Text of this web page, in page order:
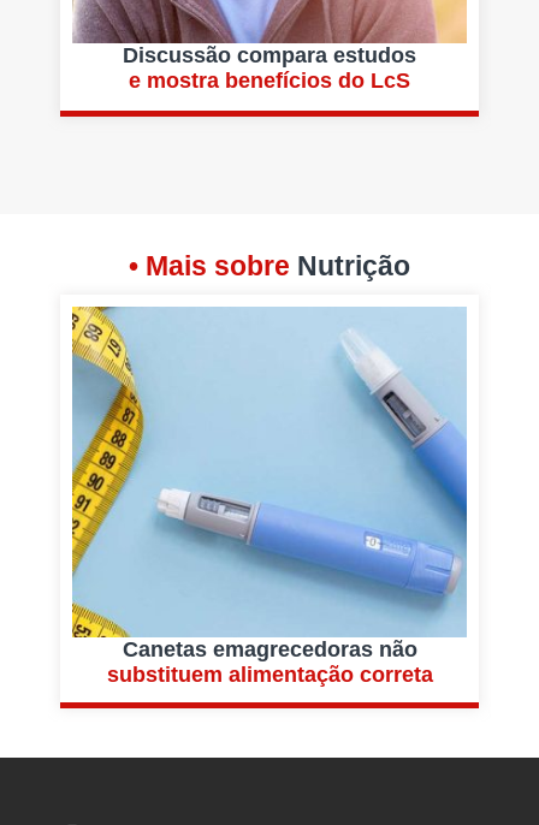
Discussão compara estudos
e mostra benefícios do LcS
• Mais sobre Nutrição
Canetas emagrecedoras não
substituem alimentação correta